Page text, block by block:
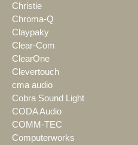
Christie
Chroma-Q
Claypaky
Clear-Com
ClearOne
Clevertouch
cma audio
Cobra Sound Light
CODA Audio
COMM-TEC
Computerworks